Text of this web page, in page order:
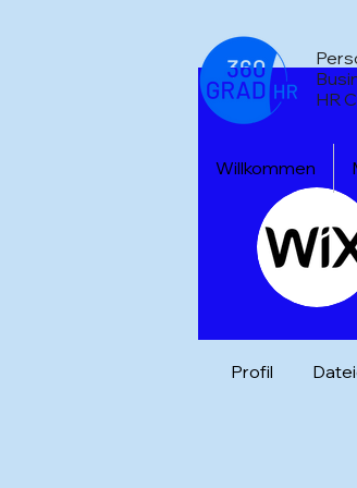
HR
Willkommen
Profil